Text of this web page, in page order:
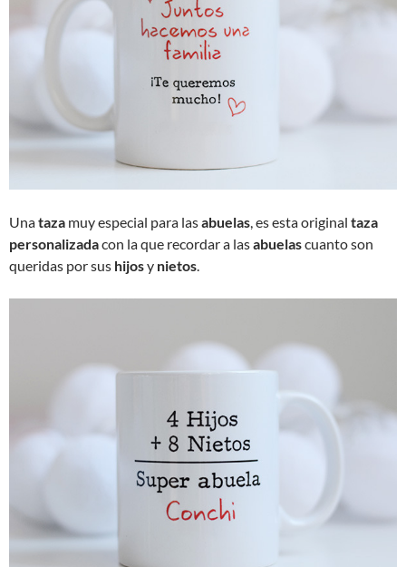
Unataza muy especial para lasabuelas, es esta original taza
personalizadacon la que recordar a lasabuelascuanto son
queridas por sus hijosy nietos.